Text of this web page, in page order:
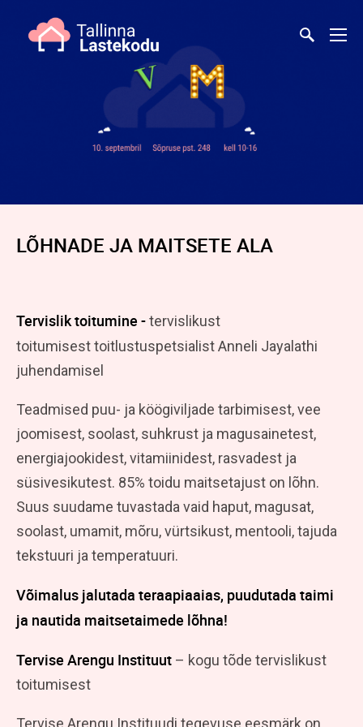
LÕHNADE JA MAITSETE ALA
Tervislik toitumine -tervislikust
toitumisesttoitlustuspetsialist Anneli Jayalathi
juhendamisel
Teadmised puu- ja köögiviljade tarbimisest, vee
joomisest, soolast, suhkrust ja magusainetest,
energiajookidest, vitamiinidest, rasvadest ja
süsivesikutest. 85% toidu maitsetajust on lõhn.
Suus suudame tuvastada vaid haput, magusat,
soolast, umamit, mõru, vürtsikust, mentooli, tajuda
tekstuuri ja temperatuuri.
Võimalus jalutada teraapiaaias, puudutada taimi
ja nautida maitsetaimede lõhna!
Tervise Arengu Instituut – kogu tõde tervislikust
toitumisest
Tervise Arengu Instituudi tegevuse eesmärk on